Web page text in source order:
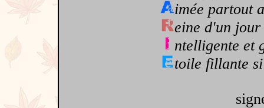
imée partout
eine d'un jour
ntelligente et
toile fillante